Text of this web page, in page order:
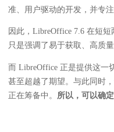
准、用户驱动的开发，并专
因此，LibreOffice 7.6 在短
只是强调了易于获取、高质
而 LibreOffice 正是提供这一
甚至超越了期望。与此同时
正在筹备中。 所以，可以确